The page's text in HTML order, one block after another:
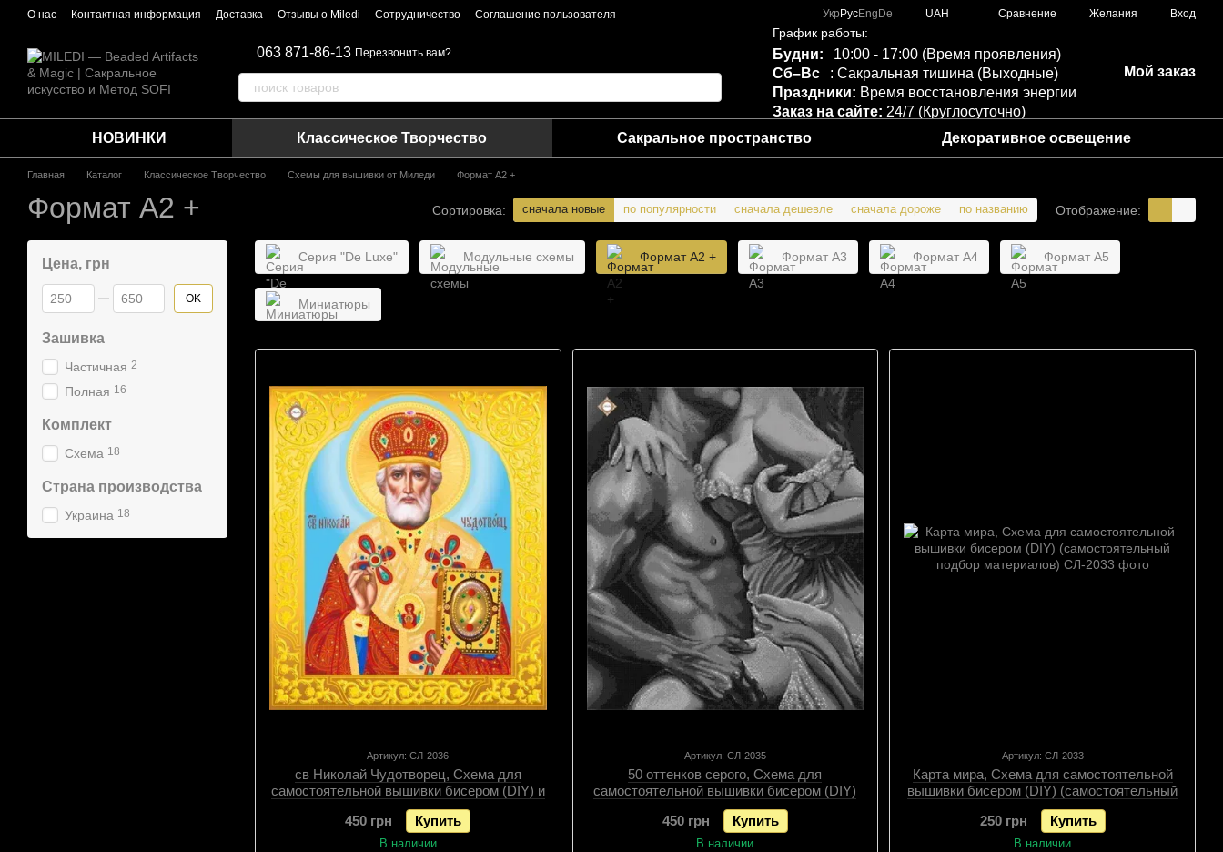
Перейти к основному контенту
О нас Контактная информация Доставка Отзывы о Miledi Сотрудничество Соглашение пользователя Укр РусEng De UAH Сравнение Желания Вход
063 871-86-13 Перезвонить вам?
График работы:
Будни:
10:00 - 17:00 (Время проявления)
Сб–Вс
: Сакральная тишина (Выходные)
Праздники: Время восстановления энергии
Заказ на сайте: 24/7 (Круглосуточно)
Мой заказ
НОВИНКИ Классическое Творчество Сакральное пространство Декоративное освещение
Главная Каталог Классическое Творчество Схемы для вышивки от Миледи Формат A2 +
Формат A2 + Сортировка: сначала новые по популярности сначала дешевле сначала дороже по названию Отображение:
Серия "De Luxe" Модульные схемы Формат A2 + Формат A3 Формат A4 Формат A5
Миниатюры
Артикул: СЛ-2036
св Николай Чудотворец, Схема для
самостоятельной вышивки бисером (DIY) и
декоративными элементами
(самостоятельный подбор материалов),
Схема
450 грн Купить
В наличии
Артикул: СЛ-2035
50 оттенков серого, Схема для
самостоятельной вышивки бисером (DIY)
(самостоятельный подбор материалов),
Схема
450 грн Купить
В наличии
Артикул: СЛ-2033
Карта мира, Схема для самостоятельной
вышивки бисером (DIY) (самостоятельный
подбор материалов), Схема
250 грн
Купить
В наличии
Цена, грн
От Цена, грн
До Цена, грн OK
Зашивка
Частичная 2
Полная 16
Комплект
Схема 18
Страна производства
Украина 18